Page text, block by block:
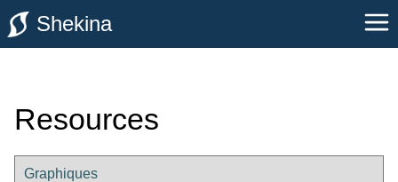
Shekina
Resources